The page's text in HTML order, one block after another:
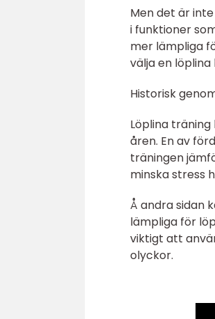
Men det är
i funktioner
mer lämpliga
välja en
Historisk
Löplina
åren. En av
träningen
minska stress
Å andra sidan
lämpliga för
viktigt att
olyckor.